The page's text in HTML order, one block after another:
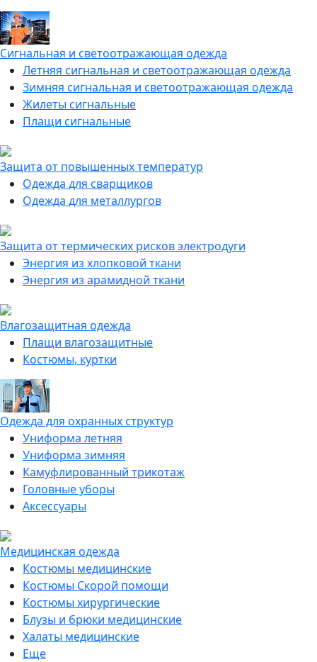
Сигнальная и светоотражающая одежда
Летняя сигнальная и светоотражающая одежда
Зимняя сигнальная и светоотражающая одежда
Жилеты сигнальные
Плащи сигнальные
Защита от повышенных температур
Одежда для сварщиков
Одежда для металлургов
Защита от термических рисков электродуги
Энергия из хлопковой ткани
Энергия из арамидной ткани
Влагозащитная одежда
Плащи влагозащитные
Костюмы, куртки
Одежда для охранных структур
Униформа летняя
Униформа зимняя
Камуфлированный трикотаж
Головные уборы
Аксессуары
Медицинская одежда
Костюмы медицинские
Костюмы Скорой помощи
Костюмы хирургические
Блузы и брюки медицинские
Халаты медицинские
Еще